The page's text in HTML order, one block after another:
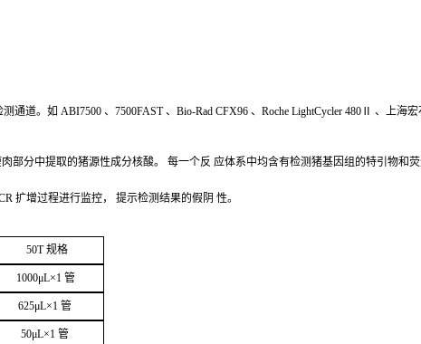
测通道。如 ABI7500 、 7500FAST、 Bio-Rad CFX96 、 Roche LightCycler 480Ⅱ 、上海宏
部分中提取的猪源性成分核酸。 每一个反 应体系中均含有检测猪基因组的特引物和
扩增过程进行监控， 提示检测结果的假阴 性。
50T 规格
1000μL×1 管
625μL×1 管
50μL×1 管